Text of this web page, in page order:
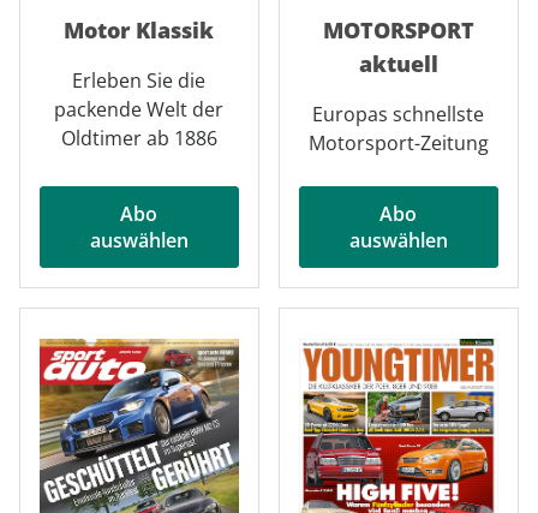
Motor Klassik
Erleben Sie die
packende Welt der
Oldtimer ab 1886
Abo
auswählen
MOTORSPORT
aktuell
Europas schnellste
Motorsport-Zeitung
Abo
auswählen